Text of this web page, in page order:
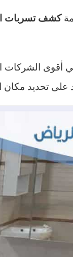
كشف تسربات
الشركات
على تحديد